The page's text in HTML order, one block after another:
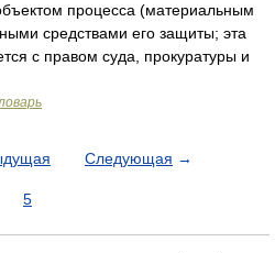
процесса (материальным
средствами его защиты; эта
с правом суда, прокуратуры и
Следующая →
5